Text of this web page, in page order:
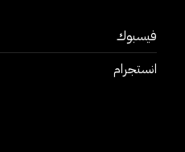
فيسبوك
انستجرام